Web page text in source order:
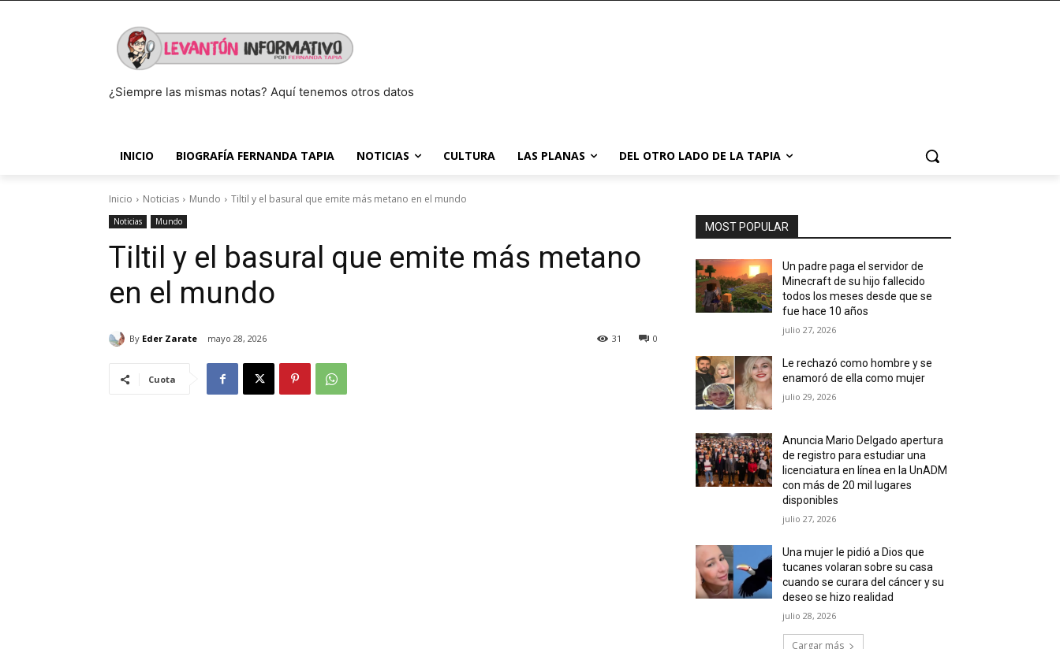
¿Siempre las mismas notas? Aquí tenemos otros datos
INICIO BIOGRAFÍA FERNANDA TAPIA NOTICIAS CULTURA LAS PLANAS DEL OTRO LADO DE LA TAPIA
Inicio Noticias Mundo Tiltil y el basural que emite más metano en el mundo
Noticias Mundo
Tiltil y el basural que emite más metano
en el mundo
By Eder Zarate mayo 28, 2026 0
31
Cuota
MOST POPULAR
Un padre paga el servidor de
Minecraft de su hijo fallecido
todos los meses desde que se
fue hace 10 años
julio 27, 2026
Le rechazó como hombre y se
enamoró de ella como mujer
julio 29, 2026
Anuncia Mario Delgado apertura
de registro para estudiar una
licenciatura en línea en la UnADM
con más de 20 mil lugares
disponibles
julio 27, 2026
Una mujer le pidió a Dios que
tucanes volaran sobre su casa
cuando se curara del cáncer y su
deseo se hizo realidad
julio 28, 2026
Cargar más